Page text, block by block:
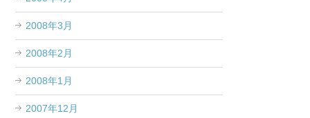
2008年3月
2008年2月
2008年1月
2007年12月